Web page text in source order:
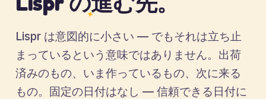
✦
Lispr は意図的に小さい — でもそれは立ち止
まっているという意味ではありません。出荷
済みのもの、いま作っているもの、次に来る
もの。固定の日付はなし — 信頼できる日付に